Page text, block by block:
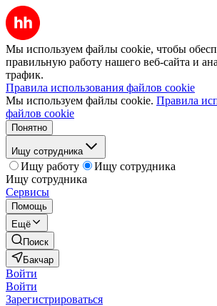
Мы используем файлы cookie, чтобы
правильную работу нашего веб-сайта и
трафик.
Правила использования файлов cookie
Мы используем файлы cookie. Правила
файлов cookie
Понятно
Ищу сотрудника
Ищу работу
Ищу сотрудника
Ищу сотрудника
Сервисы
Помощь
Ещё
Поиск
Бакчар
Войти
Войти
Зарегистрироваться